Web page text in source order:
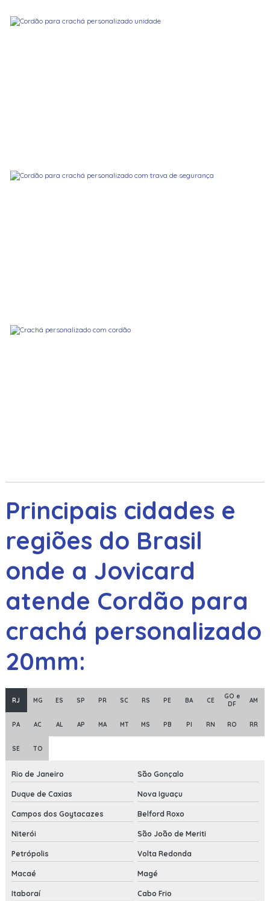
Principais cidades e
regiões do Brasil
onde a Jovicard
atende Cordão para
crachá personalizado
20mm:
RJ MG ES SP PR SC RS PE BA CE
GO e
DF
AM
PA AC AL AP MA MT MS PB PI RN RO RR
SE TO
Rio de Janeiro São Gonçalo
Duque de Caxias Nova Iguaçu
Campos dos Goytacazes Belford Roxo
Niterói São João de Meriti
Petrópolis Volta Redonda
Macaé Magé
Itaboraí Cabo Frio